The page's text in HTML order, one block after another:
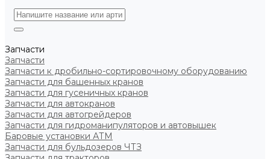
Запчасти
Запчасти
Запчасти к дробильно-сортировочному оборудованию
Запчасти для башенных кранов
Запчасти для гусеничных кранов
Запчасти для автокранов
Запчасти для автогрейдеров
Запчасти для гидроманипуляторов и автовышек
Баровые установки АТМ
Запчасти для бульдозеров ЧТЗ